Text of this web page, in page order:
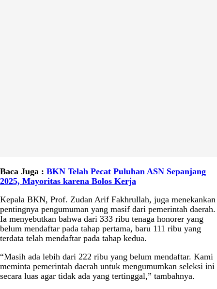
Baca Juga : BKN Telah Pecat Puluhan ASN Sepanjang
2025, Mayoritas karena Bolos Kerja
Kepala BKN, Prof. Zudan Arif Fakhrullah, juga menekankan
pentingnya pengumuman yang masif dari pemerintah daerah.
Ia menyebutkan bahwa dari 333 ribu tenaga honorer yang
belum mendaftar pada tahap pertama, baru 111 ribu yang
terdata telah mendaftar pada tahap kedua.
“Masih ada lebih dari 222 ribu yang belum mendaftar. Kami
meminta pemerintah daerah untuk mengumumkan seleksi ini
secara luas agar tidak ada yang tertinggal,” tambahnya.